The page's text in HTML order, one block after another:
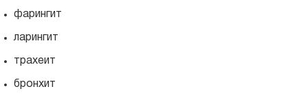
фарингит
ларингит
трахеит
бронхит